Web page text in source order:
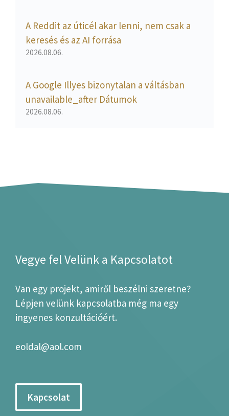
A Reddit az úticél akar lenni, nem csak a
keresés és az AI forrása
2026.08.06.
A Google Illyes bizonytalan a váltásban
unavailable_after Dátumok
2026.08.06.
Vegye fel Velünk a Kapcsolatot
Van egy projekt, amiről beszélni szeretne?
Lépjen velünk kapcsolatba még ma egy
ingyenes konzultációért.
eoldal@aol.com
Kapcsolat